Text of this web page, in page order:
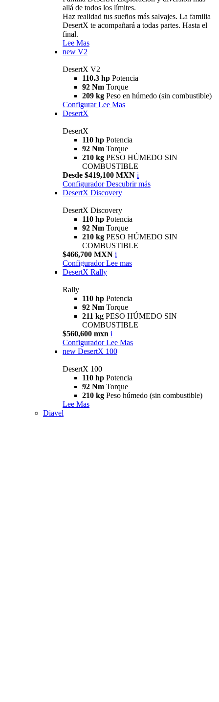
allá de todos los límites.
Haz realidad tus sueños más salvajes. La familia
DesertX te acompañará a todas partes. Hasta el
final.
Lee Mas
new V2
DesertX V2
110.3 hp Potencia
92 Nm Torque
209 kg Peso en húmedo (sin combustible)
Configurar Lee Mas
DesertX
DesertX
110 hp Potencia
92 Nm Torque
210 kg PESO HÚMEDO SIN
COMBUSTIBLE
Desde $419,100 MXN i
Configurador Descubrir más
DesertX Discovery
DesertX Discovery
110 hp Potencia
92 Nm Torque
210 kg PESO HÚMEDO SIN
COMBUSTIBLE
$466,700 MXN i
Configurador Lee mas
DesertX Rally
Rally
110 hp Potencia
92 Nm Torque
211 kg PESO HÚMEDO SIN
COMBUSTIBLE
$560,600 mxn i
Configurador Lee Mas
new DesertX 100
DesertX 100
110 hp Potencia
92 Nm Torque
210 kg Peso húmedo (sin combustible)
Lee Mas
Diavel